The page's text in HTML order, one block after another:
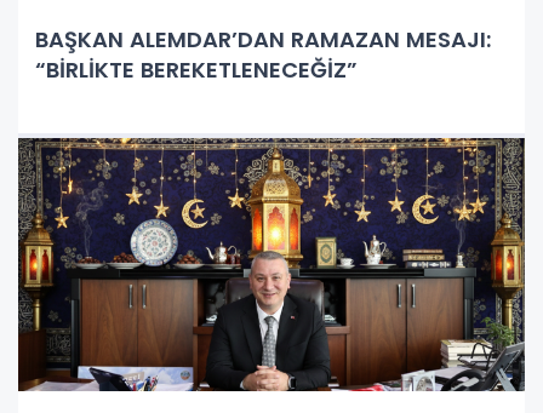
BAŞKAN ALEMDAR’DAN RAMAZAN MESAJI:
“BİRLİKTE BEREKETLENECEĞİZ”